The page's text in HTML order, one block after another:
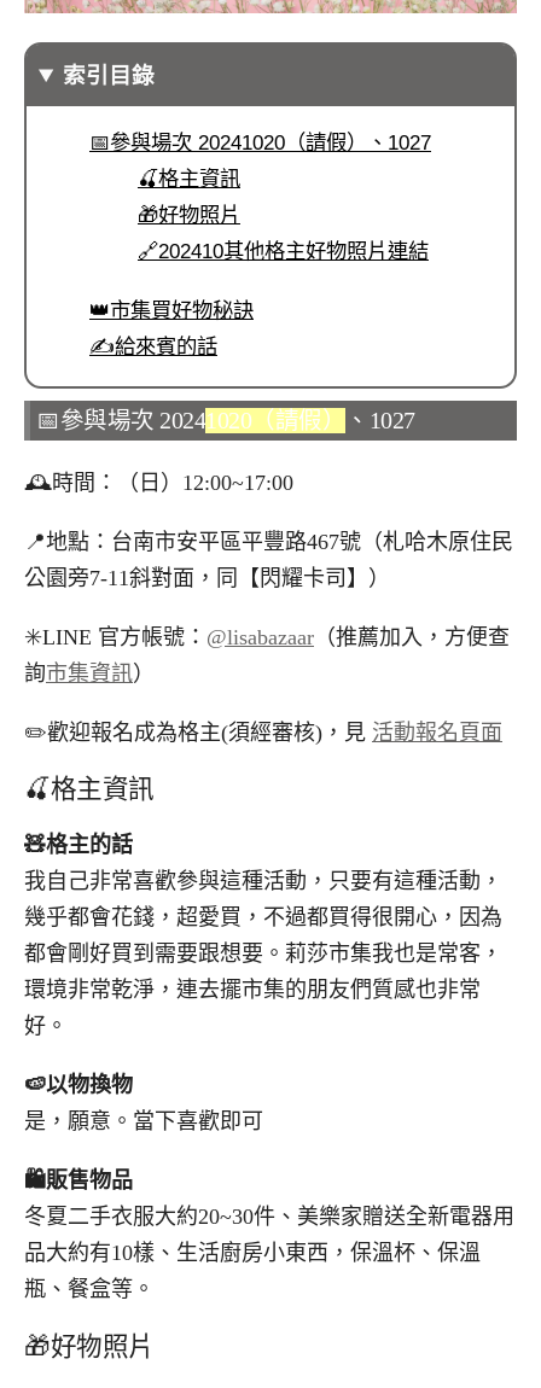
索引目錄
📅參與場次 20241020（請假）、1027
🍒格主資訊
🎁好物照片
🔗202410其他格主好物照片連結
👑市集買好物秘訣
✍️給來賓的話
📅參與場次 20241020（請假） 、1027
🕰️時間：（日）12:00~17:00
📍地點：台南市安平區平豐路467號（札哈木原住民
公園旁7-11斜對面，同【閃耀卡司】）
✳️LINE 官方帳號： @lisabazaar （推薦加入，方便查
詢市集資訊）
✏️歡迎報名成為格主(須經審核)，見 活動報名頁面
🍒格主資訊
🧸格主的話
我自己非常喜歡參與這種活動，只要有這種活動，
幾乎都會花錢，超愛買，不過都買得很開心，因為
都會剛好買到需要跟想要。莉莎市集我也是常客，
環境非常乾淨，連去擺市集的朋友們質感也非常
好。
🍉以物換物
是，願意。當下喜歡即可
🛍️販售物品
冬夏二手衣服大約20~30件、美樂家贈送全新電器用
品大約有10樣、生活廚房小東西，保溫杯、保溫
瓶、餐盒等。
🎁好物照片